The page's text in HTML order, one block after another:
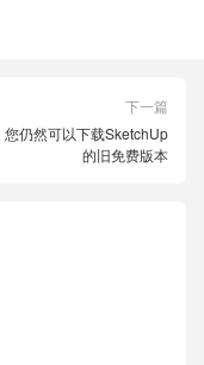
下一篇
您仍然可以下载SketchUp
的旧免费版本